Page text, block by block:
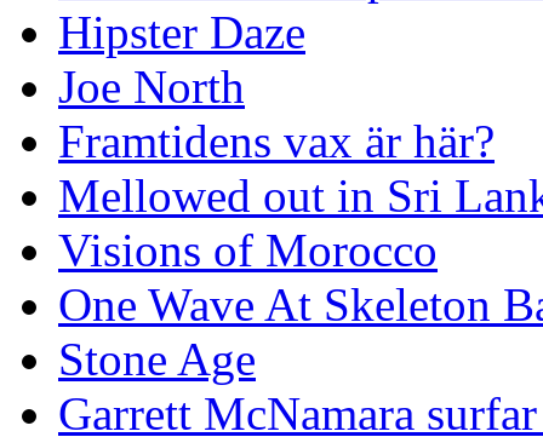
Hipster Daze
Joe North
Framtidens vax är här?
Mellowed out in Sri
Visions of Morocco
One Wave At Skeleton
Stone Age
Garrett McNamara